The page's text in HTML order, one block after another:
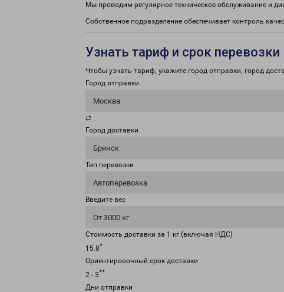
Мы проводим регулярное техническое обслуживание и
Собственное подразделение обеспечивает контроль
Узнать тариф и срок перевозки
Чтобы узнать тариф, укажите город отправки, город
Город отправки
Москва
⇄
Город доставки
Брянск
Тип перевозки
Автоперевозка
Введите вес
От 3000 кг
Стоимость доставки за 1 кг (включая НДС)
15.8*
Ориентировочный срок доставки
2 - 3**
Дни отправки